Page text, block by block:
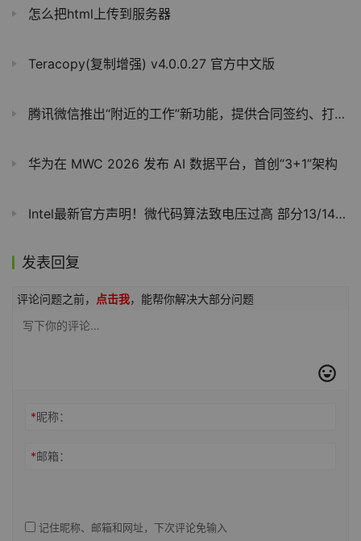
怎么把html上传到服务器
Teracopy(复制增强) v4.0.0.27 官方中文版
腾讯微信推出“附近的工作”新功能，提供合同签约、打卡等服务
华为在 MWC 2026 发布 AI 数据平台，首创“3+1”架构
Intel最新官方声明！微代码算法致电压过高 部分13/14代酷睿不稳定
发表回复
评论问题之前， 点击我，能帮你解决大部分问题
*昵称：
*邮箱：
记住昵称、邮箱和网址，下次评论免输入